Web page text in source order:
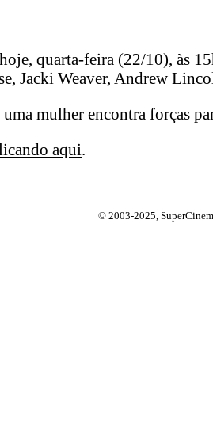
quarta-feira (22/10), às
Jacki Weaver, Andrew
mulher encontra forças
aqui.
© 2003-2025,